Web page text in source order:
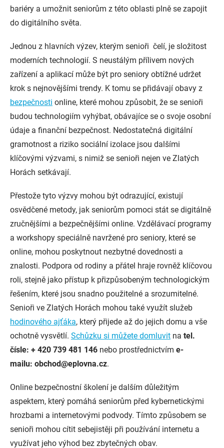
bariéry a umožnit seniorům z této oblasti plně se zapojit
do digitálního světa.
Jednou z hlavních výzev, kterým senioři čelí, je složitost
moderních technologií. S neustálým přílivem nových
zařízení a aplikací může být pro seniory obtížné udržet
krok s nejnovějšími trendy. K tomu se přidávají obavy z
bezpečnosti online, které mohou způsobit, že se senioři
budou technologiím vyhýbat, obávajíce se o svoje osobní
údaje a finanční bezpečnost. Nedostatečná digitální
gramotnost a riziko sociální izolace jsou dalšími
klíčovými výzvami, s nimiž se senioři nejen ve Zlatých
Horách setkávají.
Přestože tyto výzvy mohou být odrazující, existují
osvědčené metody, jak seniorům pomoci stát se digitálně
zručnějšími a bezpečnějšími online. Vzdělávací programy
a workshopy speciálně navržené pro seniory, které se
online, mohou poskytnout nezbytné dovednosti a
znalosti. Podpora od rodiny a přátel hraje rovněž klíčovou
roli, stejně jako přístup k přizpůsobeným technologickým
řešením, které jsou snadno použitelné a srozumitelné.
Senioři ve Zlatých Horách mohou také využít služeb
hodinového ajťáka, který přijede až do jejich domu a vše
ochotně vysvětlí. Schůzku si můžete domluvit na tel.
čísle: + 420 739 481 146 nebo prostřednictvím e-
mailu: obchod@eplovna.cz.
Online bezpečnostní školení je dalším důležitým
aspektem, který pomáhá seniorům před kybernetickými
hrozbami a internetovými podvody. Tímto způsobem se
senioři mohou cítit sebejistěji při používání internetu a
využívat jeho výhod bez zbytečných obav.